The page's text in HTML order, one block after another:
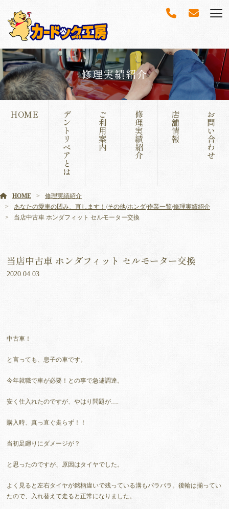
修理実績紹介
HOME デ
ン
ト
リ
ペ
ア
と
は
ご
利
用
案
内
修
理
実
績
紹
介
店
舗
情
報
お
問
い
合
わ
せ
HOME
修理実績紹介
あなたの愛車の凹み、直します！ /その他/ホンダ/作業一覧/修理実績紹介
当店中古車 ホンダフィット セルモーター交換
当店中古車 ホンダフィット セルモーター交換
2020.04.03
中古車！
と言っても、息子の車です。
今年就職で車が必要！との事で急遽調達。
安く仕入れたのですが、やはり問題が….
購入時、真っ直ぐ走らず！！
当初足廻りにダメージが？
と思ったのですが、原因はタイヤでした。
よく見ると左右タイヤが銘柄違いで残っている溝もバラバラ。後輪は揃ってい
たので、入れ替えて走ると正常になりました。